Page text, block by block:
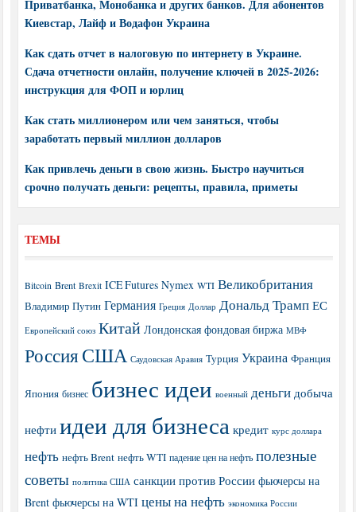
Приватбанка, Монобанка и других банков. Для абонентов
Киевстар, Лайф и Водафон Украина
Как сдать отчет в налоговую по интернету в Украине.
Сдача отчетности онлайн, получение ключей в 2025-2026:
инструкция для ФОП и юрлиц
Как стать миллионером или чем заняться, чтобы
заработать первый миллион долларов
Как привлечь деньги в свою жизнь. Быстро научиться
срочно получать деньги: рецепты, правила, приметы
ТЕМЫ
Bitcoin Brent Brexit ICE Futures Nymex WTI Великобритания
Владимир Путин Германия Греция Доллар Дональд Трамп ЕС
Европейский союз Китай Лондонская фондовая биржа МВФ
РоссияСША Саудовская Аравия Турция Украина Франция
Япония бизнес бизнес идеи военный деньги добыча
нефти идеи для бизнеса кредит курс доллара
нефть нефть Brent нефть WTI падение цен на нефть полезные
советы политика США санкции против России фьючерсы на
Brent фьючерсы на WTI цены на нефть экономика России